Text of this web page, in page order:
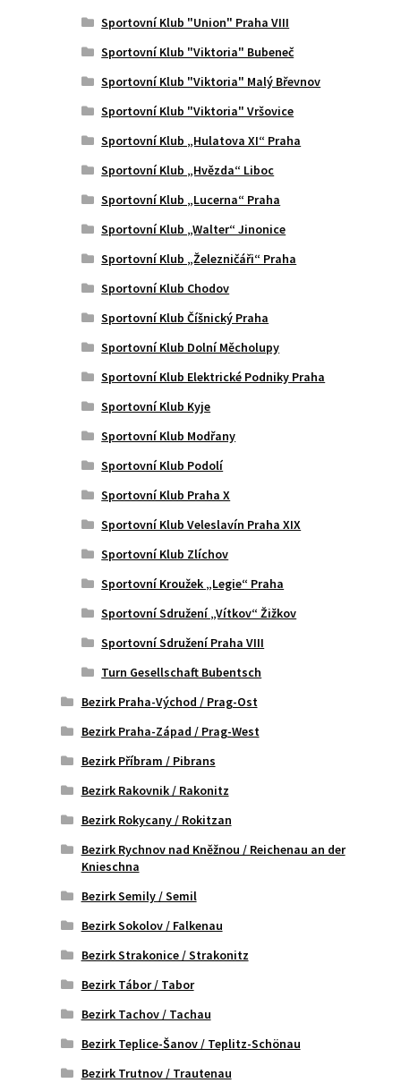
Sportovní Klub "Union" Praha VIII
Sportovní Klub "Viktoria" Bubeneč
Sportovní Klub "Viktoria" Malý Břevnov
Sportovní Klub "Viktoria" Vršovice
Sportovní Klub „Hulatova XI“ Praha
Sportovní Klub „Hvězda“ Liboc
Sportovní Klub „Lucerna“ Praha
Sportovní Klub „Walter“ Jinonice
Sportovní Klub „Železničáři“ Praha
Sportovní Klub Chodov
Sportovní Klub Číšnický Praha
Sportovní Klub Dolní Měcholupy
Sportovní Klub Elektrické Podniky Praha
Sportovní Klub Kyje
Sportovní Klub Modřany
Sportovní Klub Podolí
Sportovní Klub Praha X
Sportovní Klub Veleslavín Praha XIX
Sportovní Klub Zlíchov
Sportovní Kroužek „Legie“ Praha
Sportovní Sdružení „Vítkov“ Žižkov
Sportovní Sdružení Praha VIII
Turn Gesellschaft Bubentsch
Bezirk Praha-Východ / Prag-Ost
Bezirk Praha-Západ / Prag-West
Bezirk Příbram / Pibrans
Bezirk Rakovnik / Rakonitz
Bezirk Rokycany / Rokitzan
Bezirk Rychnov nad Kněžnou / Reichenau an der
Knieschna
Bezirk Semily / Semil
Bezirk Sokolov / Falkenau
Bezirk Strakonice / Strakonitz
Bezirk Tábor / Tabor
Bezirk Tachov / Tachau
Bezirk Teplice-Šanov / Teplitz-Schönau
Bezirk Trutnov / Trautenau